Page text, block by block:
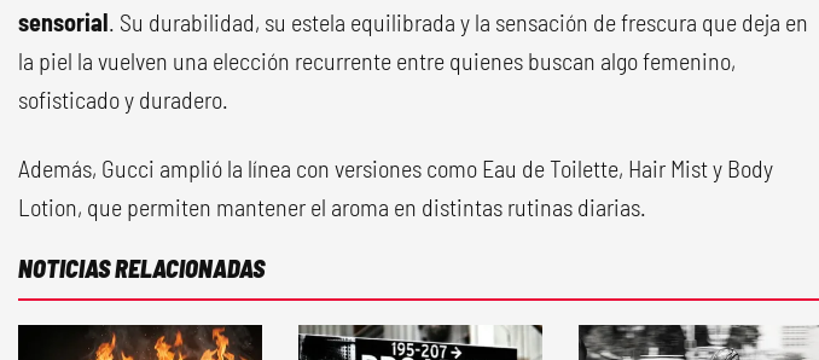
sensorial. Su durabilidad, su estela equilibrada y la sensación de frescura que deja en
la piel la vuelven una elección recurrente entre quienes buscan algo femenino,
sofisticado y duradero.
Además, Gucci amplió la línea con versiones como Eau de Toilette, Hair Mist y Body
Lotion, que permiten mantener el aroma en distintas rutinas diarias.
NOTICIAS RELACIONADAS